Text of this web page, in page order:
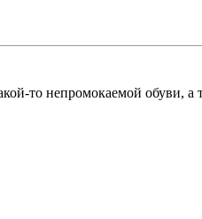
то непромокаемой обуви,